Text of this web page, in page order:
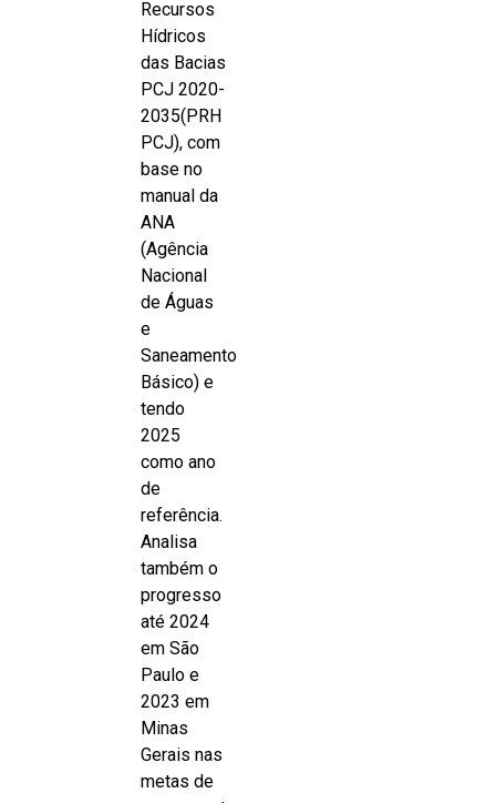
Recursos
Hídricos
das Bacias
PCJ 2020-
2035(PRH
PCJ), com
base no
manual da
ANA
(Agência
Nacional
de Águas
e
Saneamento
Básico) e
tendo
2025
como ano
de
referência.
Analisa
também o
progresso
até 2024
em São
Paulo e
2023 em
Minas
Gerais nas
metas de